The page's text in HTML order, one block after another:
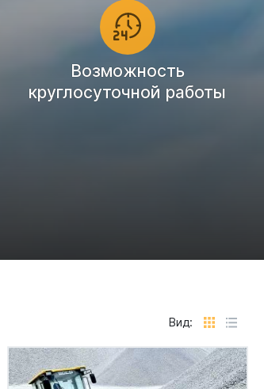
Возможность
круглосуточной работы
Вид: